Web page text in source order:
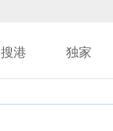
搜港 独家